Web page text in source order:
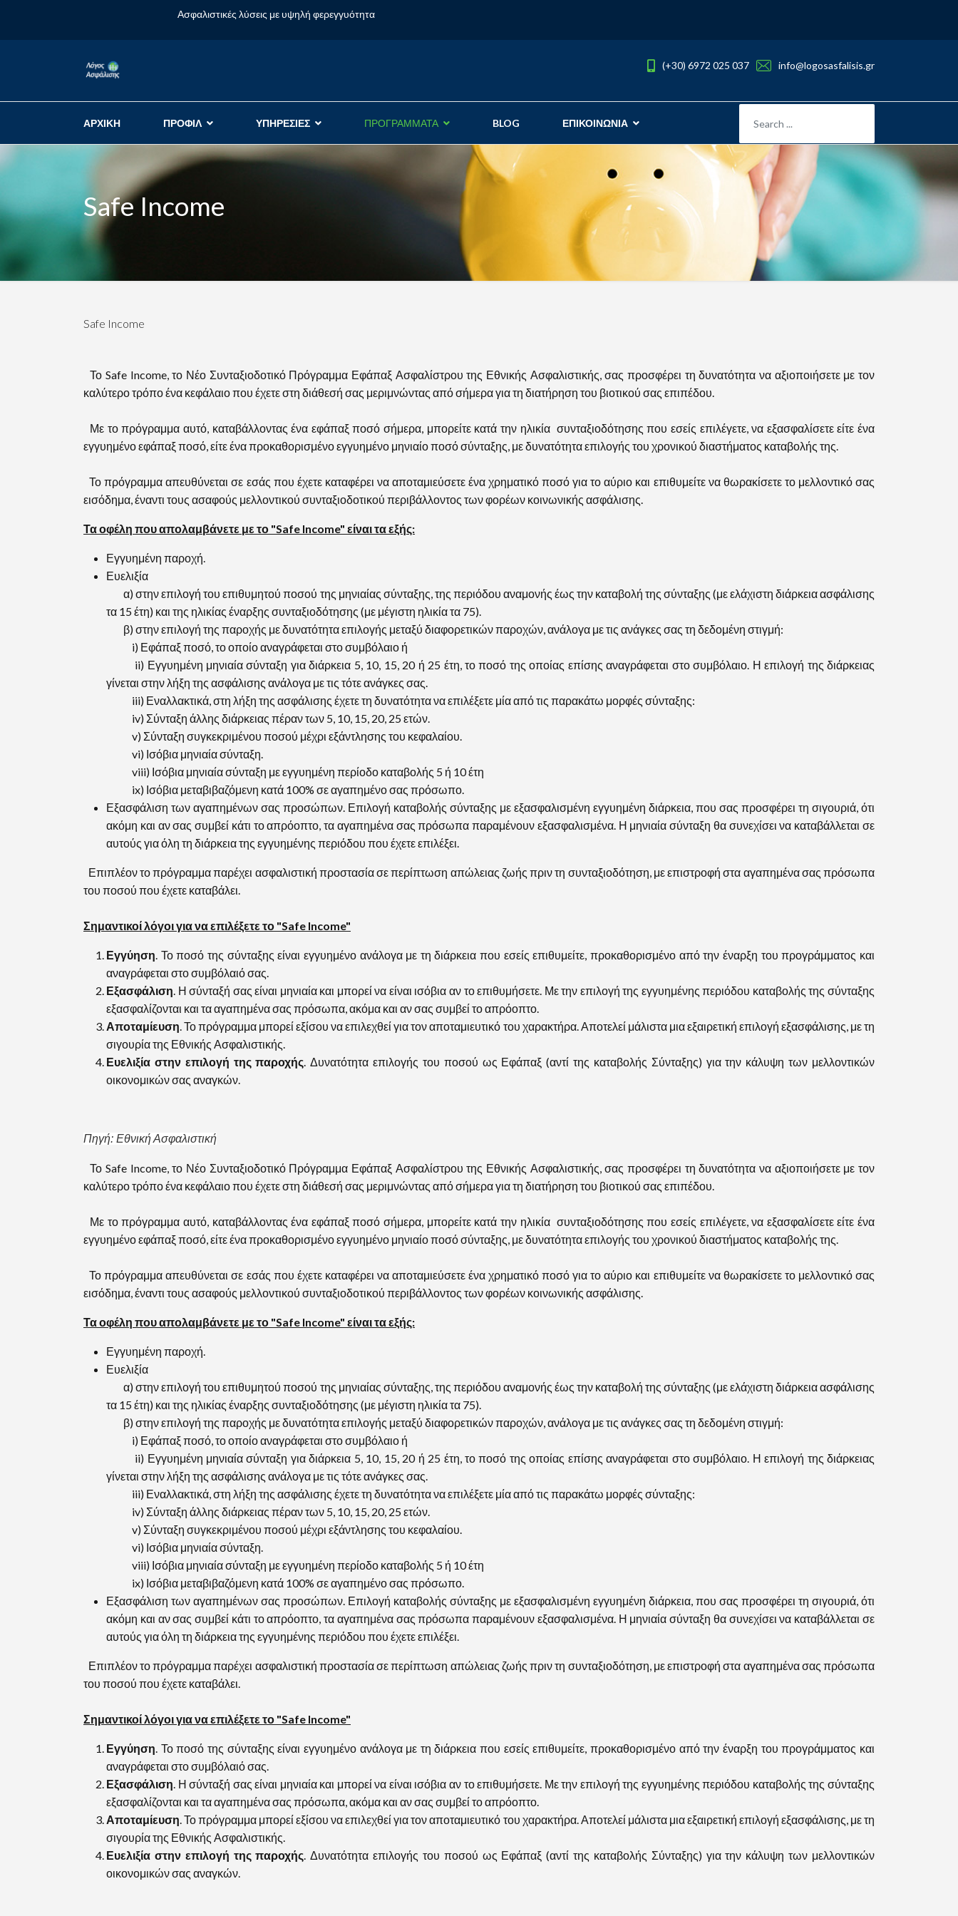
Ασφαλιστικές λύσεις με υψηλή φερεγγυότητα
(+30) 6972 025 037 info@logosasfalisis.gr
ΑΡΧΙΚΗ ΠΡΟΦΙΛ ΥΠΗΡΕΣΙΕΣ ΠΡΟΓΡΑΜΜΑΤΑ BLOG ΕΠΙΚΟΙΝΩΝΙΑ
Safe Income
Safe Income
Το Safe Income, το Νέο Συνταξιοδοτικό Πρόγραμμα Εφάπαξ Ασφαλίστρου της Εθνικής Ασφαλιστικής, σας προσφέρει τη δυνατότητα να αξιοποιήσετε με τον
καλύτερο τρόπο ένα κεφάλαιο που έχετε στη διάθεσή σας μεριμνώντας από σήμερα για τη διατήρηση του βιοτικού σας επιπέδου.
Με το πρόγραμμα αυτό, καταβάλλοντας ένα εφάπαξ ποσό σήμερα, μπορείτε κατά την ηλικία συνταξιοδότησης που εσείς επιλέγετε, να εξασφαλίσετε είτε ένα
εγγυημένο εφάπαξ ποσό, είτε ένα προκαθορισμένο εγγυημένο μηνιαίο ποσό σύνταξης, με δυνατότητα επιλογής του χρονικού διαστήματος καταβολής της.
Το πρόγραμμα απευθύνεται σε εσάς που έχετε καταφέρει να αποταμιεύσετε ένα χρηματικό ποσό για το αύριο και επιθυμείτε να θωρακίσετε το μελλοντικό σας
εισόδημα, έναντι τους ασαφούς μελλοντικού συνταξιοδοτικού περιβάλλοντος των φορέων κοινωνικής ασφάλισης.
Τα οφέλη που απολαμβάνετε με το "Safe Income" είναι τα εξής:
Εγγυημένη παροχή.
Ευελιξία
α) στην επιλογή του επιθυμητού ποσού της μηνιαίας σύνταξης, της περιόδου αναμονής έως την καταβολή της σύνταξης (με ελάχιστη διάρκεια ασφάλισης
τα 15 έτη) και της ηλικίας έναρξης συνταξιοδότησης (με μέγιστη ηλικία τα 75).
β) στην επιλογή της παροχής με δυνατότητα επιλογής μεταξύ διαφορετικών παροχών, ανάλογα με τις ανάγκες σας τη δεδομένη στιγμή:
i) Εφάπαξ ποσό, το οποίο αναγράφεται στο συμβόλαιο ή
ii) Εγγυημένη μηνιαία σύνταξη για διάρκεια 5, 10, 15, 20 ή 25 έτη, το ποσό της οποίας επίσης αναγράφεται στο συμβόλαιο. Η επιλογή της διάρκειας
γίνεται στην λήξη της ασφάλισης ανάλογα με τις τότε ανάγκες σας.
iii) Εναλλακτικά, στη λήξη της ασφάλισης έχετε τη δυνατότητα να επιλέξετε μία από τις παρακάτω μορφές σύνταξης:
iv) Σύνταξη άλλης διάρκειας πέραν των 5, 10, 15, 20, 25 ετών.
v) Σύνταξη συγκεκριμένου ποσού μέχρι εξάντλησης του κεφαλαίου.
vi) Ισόβια μηνιαία σύνταξη.
viii) Ισόβια μηνιαία σύνταξη με εγγυημένη περίοδο καταβολής 5 ή 10 έτη
ix) Ισόβια μεταβιβαζόμενη κατά 100% σε αγαπημένο σας πρόσωπο.
Εξασφάλιση των αγαπημένων σας προσώπων. Επιλογή καταβολής σύνταξης με εξασφαλισμένη εγγυημένη διάρκεια, που σας προσφέρει τη σιγουριά, ότι
ακόμη και αν σας συμβεί κάτι το απρόοπτο, τα αγαπημένα σας πρόσωπα παραμένουν εξασφαλισμένα. Η μηνιαία σύνταξη θα συνεχίσει να καταβάλλεται σε
αυτούς για όλη τη διάρκεια της εγγυημένης περιόδου που έχετε επιλέξει.
Επιπλέον το πρόγραμμα παρέχει ασφαλιστική προστασία σε περίπτωση απώλειας ζωής πριν τη συνταξιοδότηση, με επιστροφή στα αγαπημένα σας πρόσωπα
του ποσού που έχετε καταβάλει.
Σημαντικοί λόγοι για να επιλέξετε το "Safe Income"
Εγγύηση. Το ποσό της σύνταξης είναι εγγυημένο ανάλογα με τη διάρκεια που εσείς επιθυμείτε, προκαθορισμένο από την έναρξη του προγράμματος και
αναγράφεται στο συμβόλαιό σας.
Εξασφάλιση. Η σύνταξή σας είναι μηνιαία και μπορεί να είναι ισόβια αν το επιθυμήσετε. Με την επιλογή της εγγυημένης περιόδου καταβολής της σύνταξης
εξασφαλίζονται και τα αγαπημένα σας πρόσωπα, ακόμα και αν σας συμβεί το απρόοπτο.
Αποταμίευση. Το πρόγραμμα μπορεί εξίσου να επιλεχθεί για τον αποταμιευτικό του χαρακτήρα. Αποτελεί μάλιστα μια εξαιρετική επιλογή εξασφάλισης, με τη
σιγουρία της Εθνικής Ασφαλιστικής.
Ευελιξία στην επιλογή της παροχής. Δυνατότητα επιλογής του ποσού ως Εφάπαξ (αντί της καταβολής Σύνταξης) για την κάλυψη των μελλοντικών
οικονομικών σας αναγκών.
Πηγή: Εθνική Ασφαλιστική
Το Safe Income, το Νέο Συνταξιοδοτικό Πρόγραμμα Εφάπαξ Ασφαλίστρου της Εθνικής Ασφαλιστικής, σας προσφέρει τη δυνατότητα να αξιοποιήσετε με τον
καλύτερο τρόπο ένα κεφάλαιο που έχετε στη διάθεσή σας μεριμνώντας από σήμερα για τη διατήρηση του βιοτικού σας επιπέδου.
Με το πρόγραμμα αυτό, καταβάλλοντας ένα εφάπαξ ποσό σήμερα, μπορείτε κατά την ηλικία συνταξιοδότησης που εσείς επιλέγετε, να εξασφαλίσετε είτε ένα
εγγυημένο εφάπαξ ποσό, είτε ένα προκαθορισμένο εγγυημένο μηνιαίο ποσό σύνταξης, με δυνατότητα επιλογής του χρονικού διαστήματος καταβολής της.
Το πρόγραμμα απευθύνεται σε εσάς που έχετε καταφέρει να αποταμιεύσετε ένα χρηματικό ποσό για το αύριο και επιθυμείτε να θωρακίσετε το μελλοντικό σας
εισόδημα, έναντι τους ασαφούς μελλοντικού συνταξιοδοτικού περιβάλλοντος των φορέων κοινωνικής ασφάλισης.
Τα οφέλη που απολαμβάνετε με το "Safe Income" είναι τα εξής:
Εγγυημένη παροχή.
Ευελιξία
α) στην επιλογή του επιθυμητού ποσού της μηνιαίας σύνταξης, της περιόδου αναμονής έως την καταβολή της σύνταξης (με ελάχιστη διάρκεια ασφάλισης
τα 15 έτη) και της ηλικίας έναρξης συνταξιοδότησης (με μέγιστη ηλικία τα 75).
β) στην επιλογή της παροχής με δυνατότητα επιλογής μεταξύ διαφορετικών παροχών, ανάλογα με τις ανάγκες σας τη δεδομένη στιγμή:
i) Εφάπαξ ποσό, το οποίο αναγράφεται στο συμβόλαιο ή
ii) Εγγυημένη μηνιαία σύνταξη για διάρκεια 5, 10, 15, 20 ή 25 έτη, το ποσό της οποίας επίσης αναγράφεται στο συμβόλαιο. Η επιλογή της διάρκειας
γίνεται στην λήξη της ασφάλισης ανάλογα με τις τότε ανάγκες σας.
iii) Εναλλακτικά, στη λήξη της ασφάλισης έχετε τη δυνατότητα να επιλέξετε μία από τις παρακάτω μορφές σύνταξης:
iv) Σύνταξη άλλης διάρκειας πέραν των 5, 10, 15, 20, 25 ετών.
v) Σύνταξη συγκεκριμένου ποσού μέχρι εξάντλησης του κεφαλαίου.
vi) Ισόβια μηνιαία σύνταξη.
viii) Ισόβια μηνιαία σύνταξη με εγγυημένη περίοδο καταβολής 5 ή 10 έτη
ix) Ισόβια μεταβιβαζόμενη κατά 100% σε αγαπημένο σας πρόσωπο.
Εξασφάλιση των αγαπημένων σας προσώπων. Επιλογή καταβολής σύνταξης με εξασφαλισμένη εγγυημένη διάρκεια, που σας προσφέρει τη σιγουριά, ότι
ακόμη και αν σας συμβεί κάτι το απρόοπτο, τα αγαπημένα σας πρόσωπα παραμένουν εξασφαλισμένα. Η μηνιαία σύνταξη θα συνεχίσει να καταβάλλεται σε
αυτούς για όλη τη διάρκεια της εγγυημένης περιόδου που έχετε επιλέξει.
Επιπλέον το πρόγραμμα παρέχει ασφαλιστική προστασία σε περίπτωση απώλειας ζωής πριν τη συνταξιοδότηση, με επιστροφή στα αγαπημένα σας πρόσωπα
του ποσού που έχετε καταβάλει.
Σημαντικοί λόγοι για να επιλέξετε το "Safe Income"
Εγγύηση. Το ποσό της σύνταξης είναι εγγυημένο ανάλογα με τη διάρκεια που εσείς επιθυμείτε, προκαθορισμένο από την έναρξη του προγράμματος και
αναγράφεται στο συμβόλαιό σας.
Εξασφάλιση. Η σύνταξή σας είναι μηνιαία και μπορεί να είναι ισόβια αν το επιθυμήσετε. Με την επιλογή της εγγυημένης περιόδου καταβολής της σύνταξης
εξασφαλίζονται και τα αγαπημένα σας πρόσωπα, ακόμα και αν σας συμβεί το απρόοπτο.
Αποταμίευση. Το πρόγραμμα μπορεί εξίσου να επιλεχθεί για τον αποταμιευτικό του χαρακτήρα. Αποτελεί μάλιστα μια εξαιρετική επιλογή εξασφάλισης, με τη
σιγουρία της Εθνικής Ασφαλιστικής.
Ευελιξία στην επιλογή της παροχής. Δυνατότητα επιλογής του ποσού ως Εφάπαξ (αντί της καταβολής Σύνταξης) για την κάλυψη των μελλοντικών
οικονομικών σας αναγκών.